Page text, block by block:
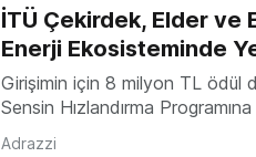
İTÜ Çekirdek, Elder ve
Enerji Ekosisteminde
Girişimin için 8 milyon TL ödül
Sensin Hızlandırma
Adrazzi